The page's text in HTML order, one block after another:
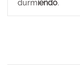
durmiendo.